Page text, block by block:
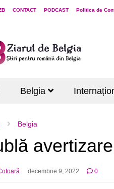
CONTACT PODCAST Politica de
Belgia
Belgia
decembrie 9, 2022 0